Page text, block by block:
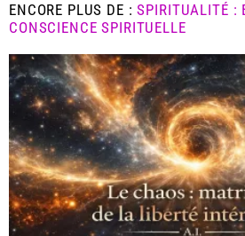
ENCORE PLUS DE :SPIRITUALITÉ :
CONSCIENCE SPIRITUELLE